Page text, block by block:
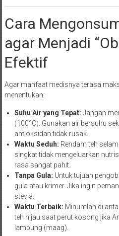
Cara
agar Menjadi
Efektif
Agar manfaat medisnya terasa
menentukan:
Suhu Air yang Tepat: Jangan
(100°C). Gunakan air bersuhu
antioksidan tidak rusak.
Waktu Seduh: Rendam teh
singkat tidak mengeluarkan
rasa sangat pahit.
Tanpa Gula: Untuk tujuan
gula atau krimer. Jika ingin
stevia.
Waktu Terbaik: Minumlah di
teh hijau saat perut kosong jika
lambung (maag).